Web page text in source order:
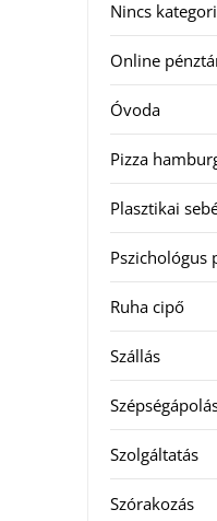
Nincs
Online
Óvoda
Pizza
Plasztikai
Pszichológus
Ruha cipő
Szállás
Szolgáltatás
Szórakozás